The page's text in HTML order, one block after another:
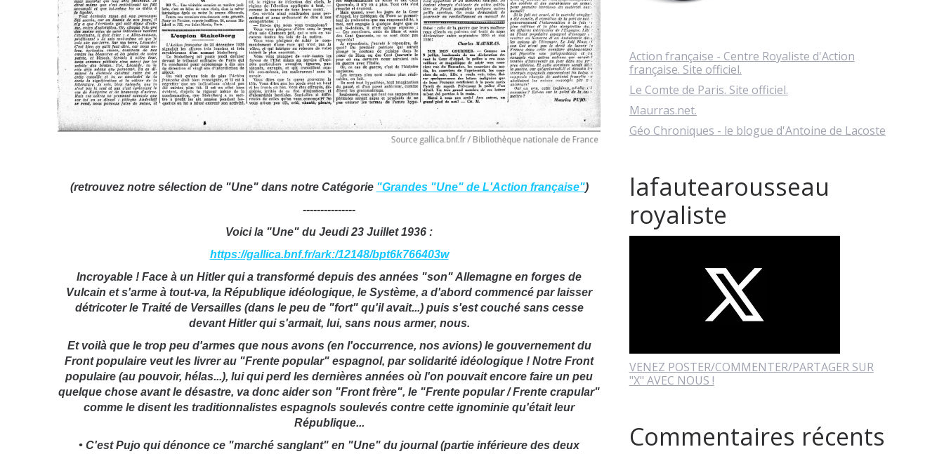
(retrouvez notre sélection de "Une" dans notre Catégorie "Grandes "Une" de L'Action française")
---------------
Voici la "Une" du Jeudi 23 Juillet 1936 :
https://gallica.bnf.fr/ark:/12148/bpt6k766403w
Incroyable ! Face à un Hitler qui a transformé depuis des années "son" Allemagne en forges de
Vulcain et s'arme à tout-va, la République idéologique, le Système, a d'abord commencé par laisser
détricoter le Traité de Versailles (dans le peu de "fort" qu'il avait...) puis s'est couché sans cesse
devant Hitler qui s'armait, lui, sans nous armer, nous.
Et voilà que le trop peu d'armes que nous avons (en l'occurrence, nos avions) le gouvernement du
Front populaire veut les livrer au "Frente popular" espagnol, par solidarité idéologique ! Notre Front
populaire (au pouvoir, hélas...), lui qui perd les dernières années où l'on pouvait encore faire un peu
quelque chose avant le désastre, va donc aider son "Front frère", le "Frente popular / Frente crapular"
comme le disent les traditionnalistes espagnols soulevés contre cette ignominie qu'était leur
République...
• C'est Pujo qui dénonce ce "marché sanglant" en "Une" du journal (partie inférieure des deux
Action française - Centre Royaliste d'Action
française. Site officiel.
Le Comte de Paris. Site officiel.
Maurras.net.
Géo Chroniques - le blogue d'Antoine de Lacoste
lafautearousseau
royaliste
VENEZ POSTER/COMMENTER/PARTAGER SUR
"X" AVEC NOUS !
Commentaires récents